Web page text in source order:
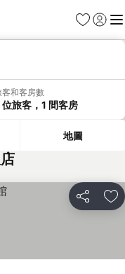
我的最愛
登入 選
客和客房數
旅客，1 間客房
地圖
分享 加